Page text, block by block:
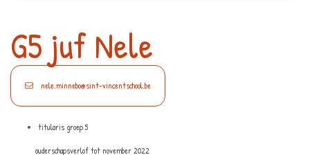
G5 juf Nele
nele.minnebo@sint-vincentschool.be
titularis groep 5
ouderschapsverlof tot november 2022